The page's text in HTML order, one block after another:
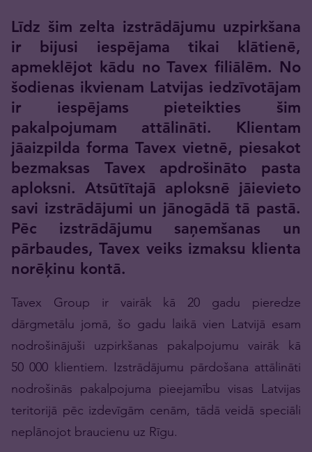
Līdz šim zelta izstrādājumu uzpirkšana
ir bijusi iespējama tikai klātienē,
apmeklējot kādu no Tavex filiālēm. No
šodienas ikvienam Latvijas iedzīvotājam
ir iespējams pieteikties šim
pakalpojumam attālināti. Klientam
jāaizpilda forma Tavex vietnē, piesakot
bezmaksas Tavex apdrošināto pasta
aploksni. Atsūtītajā aploksnē jāievieto
savi izstrādājumi un jānogādā tā pastā.
Pēc izstrādājumu saņemšanas un
pārbaudes, Tavex veiks izmaksu klienta
norēķinu kontā.
Tavex Group ir vairāk kā 20 gadu pieredze
dārgmetālu jomā, šo gadu laikā vien Latvijā esam
nodrošinājuši uzpirkšanas pakalpojumu vairāk kā
50 000 klientiem. Izstrādājumu pārdošana attālināti
nodrošinās pakalpojuma pieejamību visas Latvijas
teritorijā pēc izdevīgām cenām, tādā veidā speciāli
neplānojot braucienu uz Rīgu.